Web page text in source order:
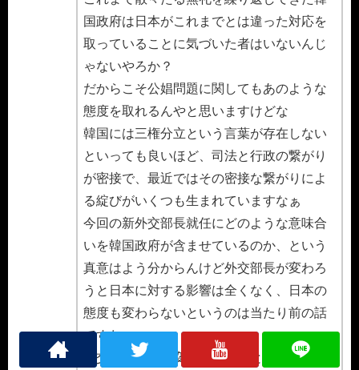
国政府は日本がこれまでとは違った対応を
取っていることに気づいた者はいないんじ
ゃないやろか？
だからこそ公娼問題に関してもあのような
態度を取れるんやと思いますけどな
韓国には三権分立という言葉が存在しない
といっても良いほど、司法と行政の繋がり
が密接で、最近ではその密接な繋がりによ
る綻びがいくつも生まれていますなぁ
今回の新外交部長就任にどのような意味合
いを韓国政府が含ませているのか、という
真意はよう分からんけど外交部長が変わろ
うと日本に対する影響は全くなく、日本の
態度も変わらないというのは当たり前の話
ですわ～
外交部の人間が変わったからと言って日本